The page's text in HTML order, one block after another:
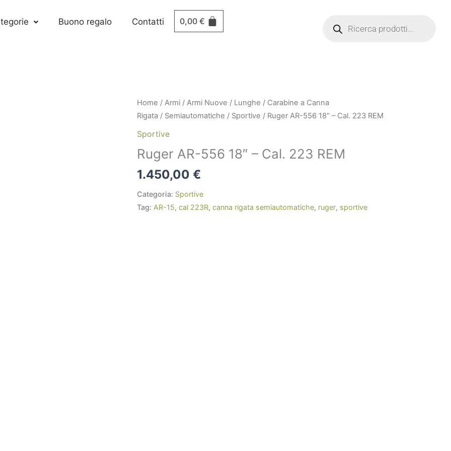
Buono regalo Contatti 0,00 €
Home / Armi / Armi Nuove / Lunghe / Carabine a Canna
Rigata / Semiautomatiche / Sportive / Ruger AR-556 18″ – Cal. 223 REM
Sportive
Ruger AR-556 18″ – Cal. 223 REM
1.450,00 €
Categoria: Sportive
Tag: AR-15, cal 223R, canna rigata semiautomatiche, ruger, sportive